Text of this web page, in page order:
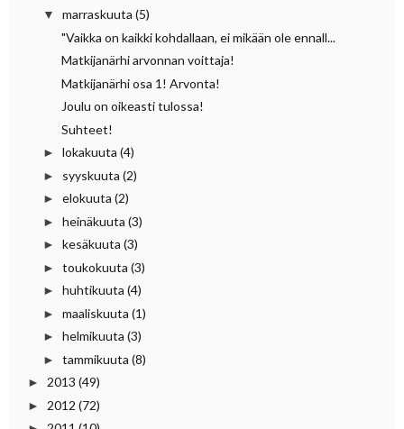
▼ marraskuuta (5)
"Vaikka on kaikki kohdallaan, ei mikään ole ennall...
Matkijanärhi arvonnan voittaja!
Matkijanärhi osa 1! Arvonta!
Joulu on oikeasti tulossa!
Suhteet!
► lokakuuta (4)
► syyskuuta (2)
► elokuuta (2)
► heinäkuuta (3)
► kesäkuuta (3)
► toukokuuta (3)
► huhtikuuta (4)
► maaliskuuta (1)
► helmikuuta (3)
► tammikuuta (8)
► 2013 (49)
► 2012 (72)